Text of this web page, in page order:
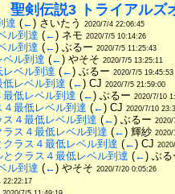
聖剣伝説3 トライアルズ
達 (←) さいたう 2020/7/4 22:06:45
ル到達 (←) ネモ 2020/7/5 10:14:26
ル到達 (←) ぶるー 2020/7/5 11:25:43
ベル到達 (←) やそそ 2020/7/5 13:25:11
レベル到達 (←) ぶるー 2020/7/5 19:45:53
低レベル到達 (←) CJ 2020/7/5 21:59:00
低レベル到達 (←) ぶるー 2020/7/10
最低レベル到達 (←) CJ 2020/7/10
４最低レベル到達 (←) ぶるー 2020/
ス４最低レベル到達 (←) 輝紗 2020/
クラス４最低レベル到達 (←) CJ
とクラス４最低レベル到達 (←) ぶ
ル到達 (←) やそそ 2020/7/20 0:05:26
22:22:17